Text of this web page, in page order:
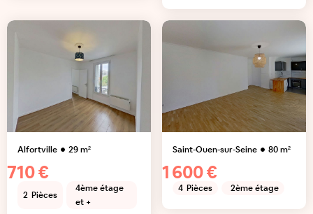
Alfortville 29m²
710 €
2 Pièces
4ème étage
et +
Saint-Ouen-sur-Seine 80m²
1 600 €
4 Pièces 2ème étage